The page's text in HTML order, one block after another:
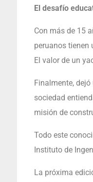
El desafío
Con más de 15
peruanos tienen
El valor de un
Finalmente,
sociedad
misión de
Todo este
Instituto de
La próxima